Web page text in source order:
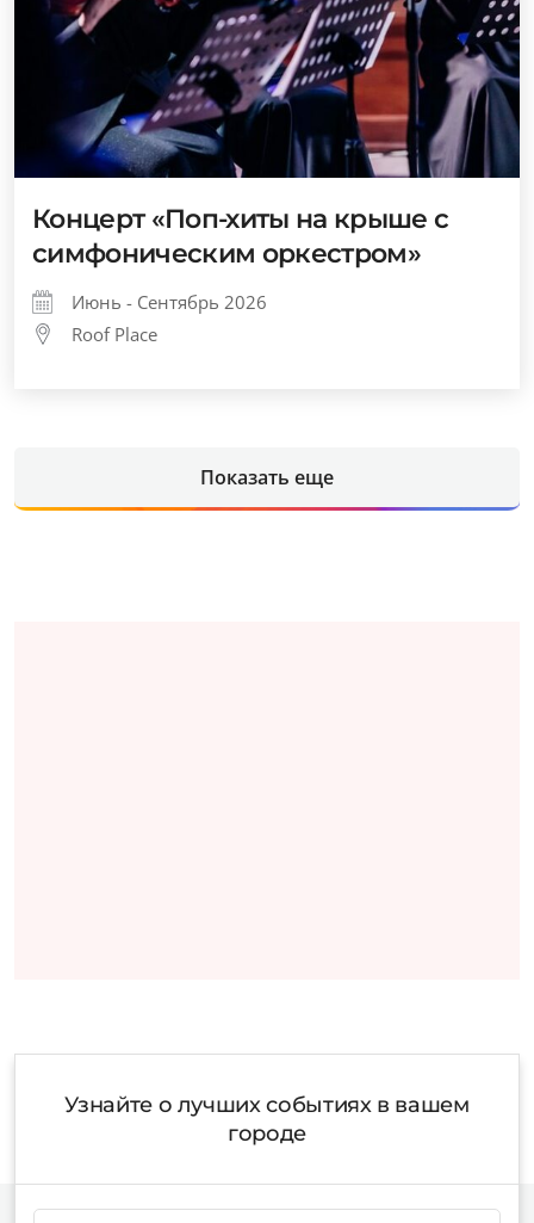
Концерт «Поп-хиты на крыше с
симфоническим оркестром»
Июнь - Сентябрь 2026
Roof Place
Показать еще
Узнайте о лучших событиях в вашем
городе